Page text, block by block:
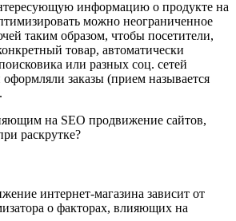
информацию о продукте на
можно неограниченное
таким образом, чтобы посетители,
товар, автоматически
или разных соц. сетей
заказы (прием называется
на SEO продвижение сайтов,
раскрутке?
интернет-магазина зависит от
о факторах, влияющих на